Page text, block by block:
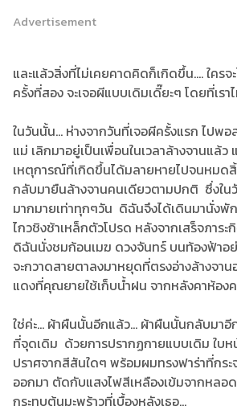
Advertisement
และแล้วสิ่งที่ไม่เคยคาดคิดก็เกิดขึ้น.... ใครจ
ครั้งที่สอง จะเจอผีแบบเดิมเดี๊ยะๆ โดยที่เรา
ในวันนั้น... ห่างจากวันที่เจอผีครั้งแรก ไปพ
แม่ เลิกมาอยู่เป็นเพื่อนในเวลาล้างจานแล้ว
เหตุการณ์ที่เกิดขึ้นได้มลายหายไปจนหมด
กลับมายืนล้างจานคนเดียวตามปกติ ซึ่งใน
มากมายเท่าทุกๆวัน ดิฉันจึงได้เดินมานั่งพั
ไกวชิงช้าเหล็กตัวโปรด หลังจากเสร็จภาระ
ดิฉันนั่งชมก้อนเมฆ ดวงจันทร์ บนท้องฟ้าอ
จะกวาดสายตาลงมาหยุดที่ตรงอ่างล้างจาน
แดงที่คุณยายใช้เก็บน้ำฝน จากหลังคาห้องค
ใช่ค่ะ... ผ้าผืนนั้นอีกแล้ว... ผ้าผืนนั้นกลับมา
ที่จุดเดิม ด้วยการปรากฏกายแบบเดิม ใบ
ปราศจากสีสันใดๆ พร้อมผมทรงฟาร่าที่กร
ออกมา ตัดกับแสงไฟสีเหลืองเข้มจากหลอ
กระทบต้นมะพร้าวที่เบื้องหลังเธอ...